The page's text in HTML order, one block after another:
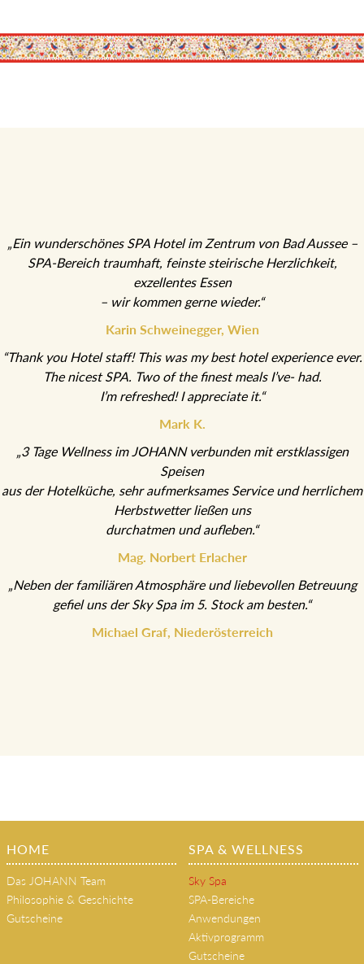
„Ein wunderschönes SPA Hotel im Zentrum von Bad Aussee –
SPA-Bereich traumhaft, feinste steirische Herzlichkeit,
exzellentes Essen
– wir kommen gerne wieder.“
Karin Schweinegger, Wien
“Thank you Hotel staff! This was my best hotel experience ever.
The nicest SPA. Two of the finest meals I’ve- had.
I’m refreshed! I appreciate it.“
Mark K.
„3 Tage Wellness im JOHANN verbunden mit erstklassigen
Speisen
aus der Hotelküche, sehr aufmerksames Service und herrlichem
Herbstwetter ließen uns
durchatmen und aufleben.“
Mag. Norbert Erlacher
„Neben der familiären Atmosphäre und liebevollen Betreuung
gefiel uns der Sky Spa im 5. Stock am besten.“
Michael Graf, Niederösterreich
HOME
Das JOHANN Team
Philosophie & Geschichte
Gutscheine
SPA & WELLNESS
Sky Spa
SPA-Bereiche
Anwendungen
Aktivprogramm
Gutscheine